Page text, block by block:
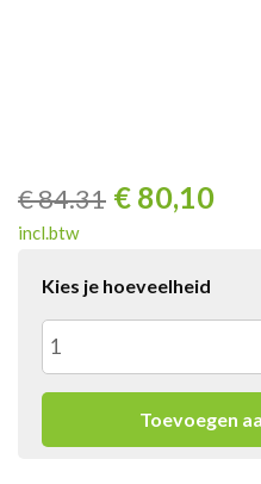
€84.31 € 80,10
incl.btw
Kies je hoeveelheid
4x
Raak
Toevoegen